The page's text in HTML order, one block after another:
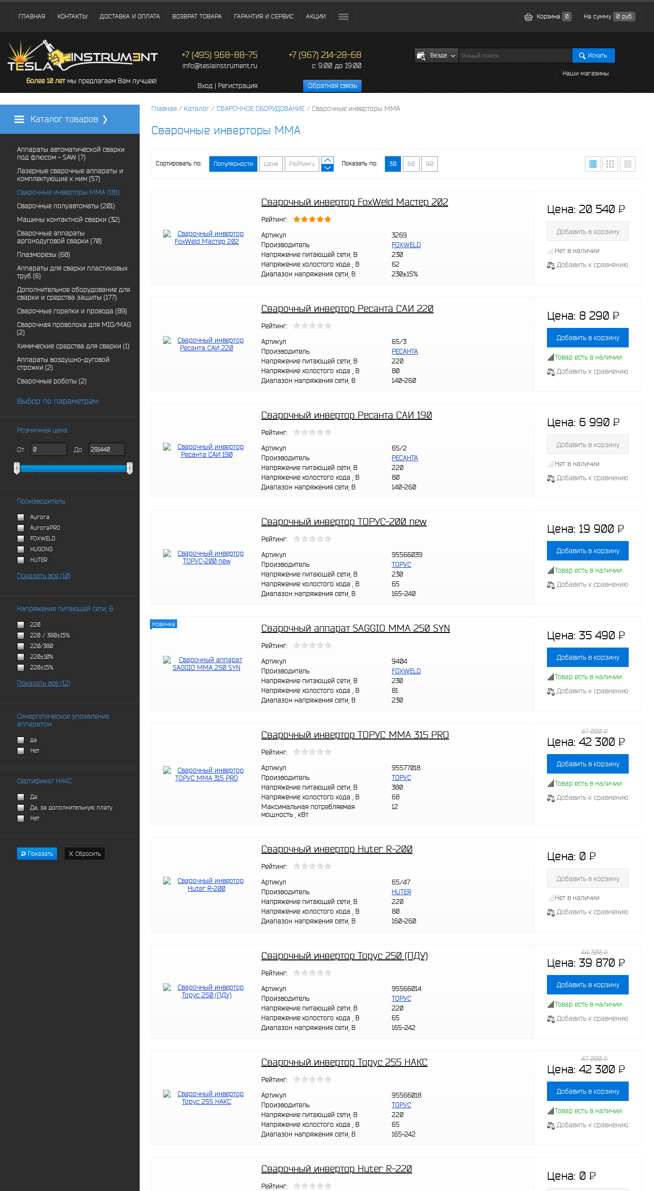
ГЛАВНАЯ КОНТАКТЫ ДОСТАВКА И ОПЛАТА ВОЗВРАТ ТОВАРА ГАРАНТИЯ И СЕРВИС АКЦИИ Корзина 0 На сумму 0 руб.
Более 10 летмы предлагаем Вам лучшее!
+7 (495) 968-88-75
info@teslainstrument.ru
+7 (967) 214-28-68
c 9:00 до 19:00
Вход | Регистрация Обратная связь
Везде Искать
Наши магазины
Каталог товаров
Аппараты автоматической сварки
под флюсом - SAW (7)
Лазерные сварочные аппараты и
комплектующие к ним (57)
Сварочные инверторы MMA (181)
Сварочные полуавтоматы (201)
Машины контактной сварки (32)
Сварочные аппараты
аргонодуговой сварки (70)
Плазморезы (68)
Аппараты для сварки пластиковых
труб (6)
Дополнительное оборудование для
сварки и средства защиты (177)
Сварочные горелки и провода (89)
Сварочная проволока для MIG/MAG
(2)
Химические средства для сварки (1)
Аппараты воздушно-дуговой
строжки (2)
Сварочные роботы (2)
Выбор по параметрам:
Розничная цена
От До
Производитель
Aurora
AuroraPRO
FOXWELD
HUGONG
HUTER
Показать все (10)
Напряжение питающей сети, В
220
220 / 380±15%
220/380
220±10%
220±15%
Показать все (12)
Синергетическое управление
аппаратом
да
Нет
Сертификат НАКС
Да
Да, за дополнительную плату
Нет
Показать Сбросить
Главная / Каталог / СВАРОЧНОЕ ОБОРУДОВАНИЕ/ Сварочные инверторы MMA
Сварочные инверторы MMA
Сортировать по: Популярности Цене Рейтингу Показать по: 30 60 90
Сварочный инвертор FoxWeld Мастер 202
Рейтинг:
Артикул
3269
Производитель
FOXWELD
Напряжение питающей сети, В
230
Напряжение холостого хода , В
62
Диапазон напряжения сети, В
230±15%
Цена: 20 540 P
-
Добавить в корзину
Нет в наличии
Добавить к сравнению
Сварочный инвертор Ресанта САИ 220
Рейтинг:
Артикул
65/3
Производитель
РЕСАНТА
Напряжение питающей сети, В
220
Напряжение холостого хода , В
80
Диапазон напряжения сети, В
140-260
Цена: 8 290 P
-
Добавить в корзину
Товар есть в наличии
Добавить к сравнению
Сварочный инвертор Ресанта САИ 190
Рейтинг:
Артикул
65/2
Производитель
РЕСАНТА
Напряжение питающей сети, В
220
Напряжение холостого хода , В
80
Диапазон напряжения сети, В
140-260
Цена: 6 990 P
-
Добавить в корзину
Нет в наличии
Добавить к сравнению
Сварочный инвертор ТОРУС-200 new
Рейтинг:
Артикул
95566039
Производитель
ТОРУС
Напряжение питающей сети, В
230
Напряжение холостого хода , В
65
Диапазон напряжения сети, В
165-240
Цена: 19 900 P
-
Добавить в корзину
Товар есть в наличии
Добавить к сравнению
Новинка Сварочный аппарат SAGGIO MMA 250 SYN
Рейтинг:
Артикул
9404
Производитель
FOXWELD
Напряжение питающей сети, В
230
Напряжение холостого хода , В
81
Диапазон напряжения сети, В
230
Цена: 35 490 P
-
Добавить в корзину
Товар есть в наличии
Добавить к сравнению
Сварочный инвертор ТОРУС MMA 315 PRO
Рейтинг:
Артикул
95577018
Производитель
ТОРУС
Напряжение питающей сети, В
380
Напряжение холостого хода , В
68
Максимальная потребляемая
мощность , кВт
12
Цена: 42 300 P
-
47 000P
-
Добавить в корзину
Товар есть в наличии
Добавить к сравнению
Сварочный инвертор Huter R-200
Рейтинг:
Артикул
65/47
Производитель
HUTER
Напряжение питающей сети, В
220
Напряжение холостого хода , В
80
Диапазон напряжения сети, В
160-260
Цена: 0 P
-
Добавить в корзину
Нет в наличии
Добавить к сравнению
Сварочный инвертор Торус 250 (ПДУ)
Рейтинг:
Артикул
95566014
Производитель
ТОРУС
Напряжение питающей сети, В
220
Напряжение холостого хода , В
65
Диапазон напряжения сети, В
165-242
Цена: 39 870 P
-
44 300P
-
Добавить в корзину
Товар есть в наличии
Добавить к сравнению
Сварочный инвертор Торус 255 НАКС
Рейтинг:
Артикул
95566018
Производитель
ТОРУС
Напряжение питающей сети, В
220
Напряжение холостого хода , В
65
Диапазон напряжения сети, В
165-242
Цена: 42 300 P
-
47 000P
-
Добавить в корзину
Товар есть в наличии
Добавить к сравнению
Сварочный инвертор Huter R-220
Рейтинг:
Цена: 0 P
-